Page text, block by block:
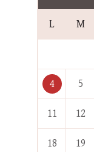
L M
4 5
11 12
18 19